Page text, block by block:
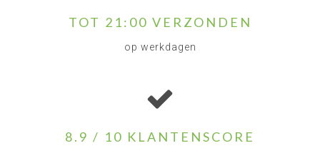
TOT 21:00 VERZONDEN
op werkdagen
8.9 / 10 KLANTENSCORE